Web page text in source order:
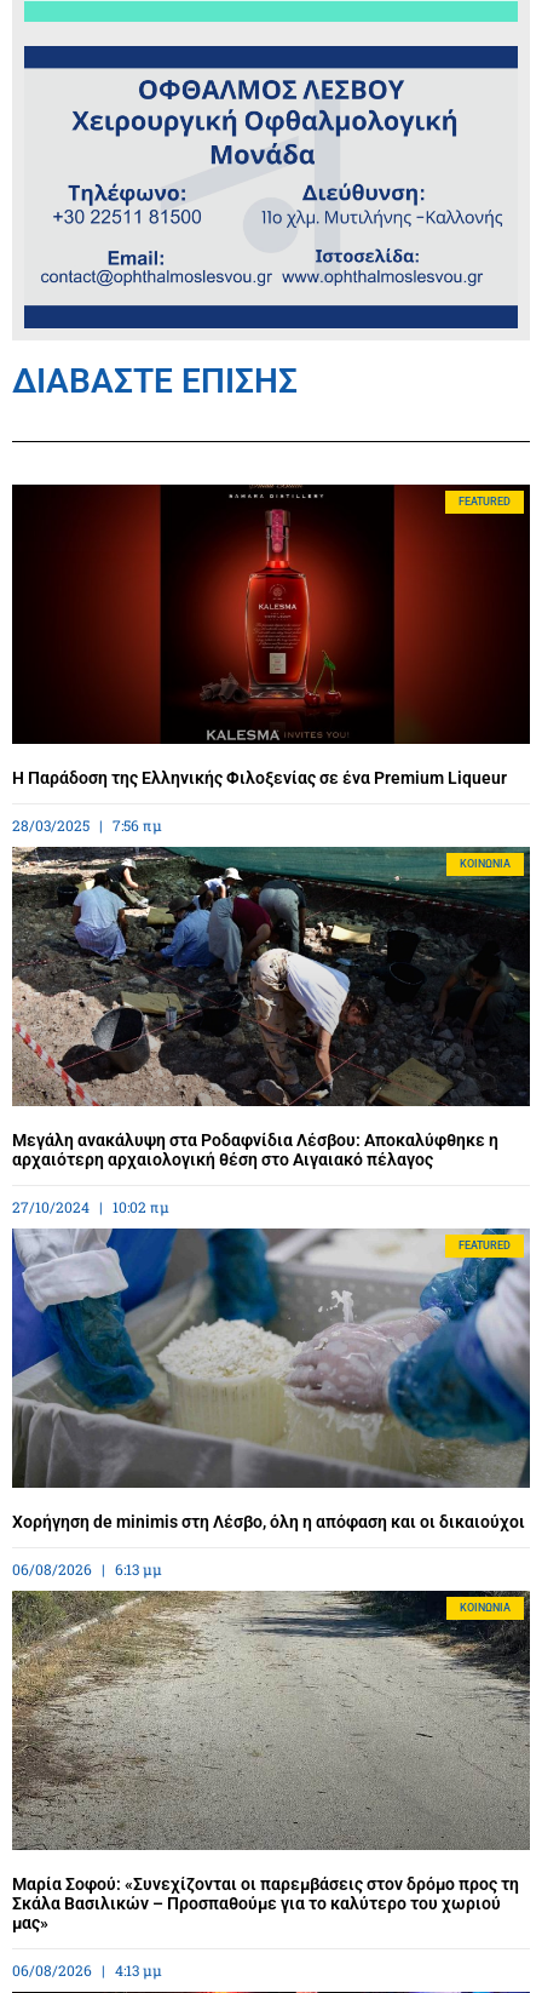
ΔΙΑΒΑΣΤΕ ΕΠΙΣΗΣ
FEATURED
Η Παράδοση της Ελληνικής Φιλοξενίας σε ένα Premium Liqueur
28/03/2025 7:56 πμ
ΚΟΙΝΩΝΊΑ
Μεγάλη ανακάλυψη στα Ροδαφνίδια Λέσβου: Αποκαλύφθηκε η
αρχαιότερη αρχαιολογική θέση στο Αιγαιακό πέλαγος
27/10/2024 10:02 πμ
FEATURED
Χορήγηση de minimis στη Λέσβο, όλη η απόφαση και οι δικαιούχοι
06/08/2026 6:13 μμ
ΚΟΙΝΩΝΊΑ
Μαρία Σοφού: «Συνεχίζονται οι παρεμβάσεις στον δρόμο προς τη
Σκάλα Βασιλικών – Προσπαθούμε για το καλύτερο του χωριού
μας»
06/08/2026 4:13 μμ